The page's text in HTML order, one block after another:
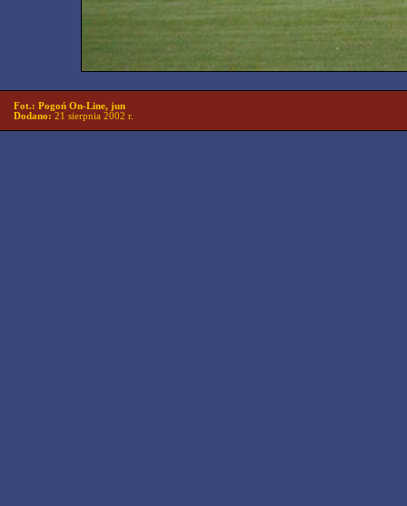
Fot.: Pogoń On-Line, jun
Dodano: 21 sierpnia 2002 r.